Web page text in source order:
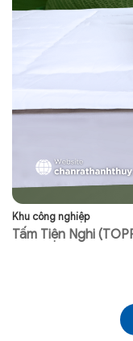
Khu công nghiệp
Tấm Tiện Nghi